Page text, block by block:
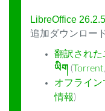
LibreOffice
追加ダウンロー
翻訳された
ཡིག (Torrent
オフライ
情報)